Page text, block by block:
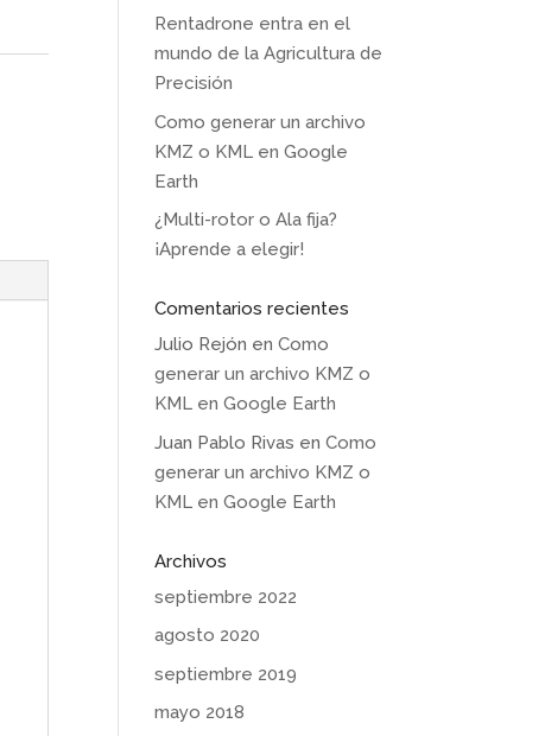
Rentadrone entra en el
mundo de la Agricultura de
Precisión
Como generar un archivo
KMZ o KML en Google
Earth
¿Multi-rotor o Ala fija?
¡Aprende a elegir!
Comentarios recientes
Julio Rejón enComo
generar un archivo KMZ o
KML en Google Earth
Juan Pablo Rivas enComo
generar un archivo KMZ o
KML en Google Earth
Archivos
septiembre 2022
agosto 2020
septiembre 2019
mayo 2018